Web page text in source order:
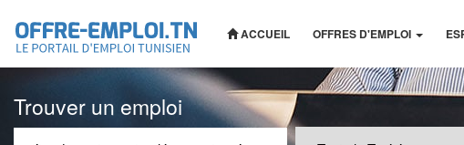
ACCUEIL OFFRES D'EMPLOI
Trouver un emploi